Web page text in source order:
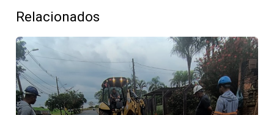
Relacionados